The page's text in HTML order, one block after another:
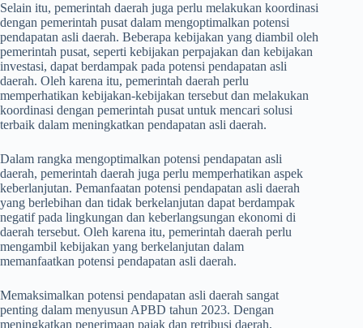
Selain itu, pemerintah daerah juga perlu melakukan koordinasi
dengan pemerintah pusat dalam mengoptimalkan potensi
pendapatan asli daerah. Beberapa kebijakan yang diambil oleh
pemerintah pusat, seperti kebijakan perpajakan dan kebijakan
investasi, dapat berdampak pada potensi pendapatan asli
daerah. Oleh karena itu, pemerintah daerah perlu
memperhatikan kebijakan-kebijakan tersebut dan melakukan
koordinasi dengan pemerintah pusat untuk mencari solusi
terbaik dalam meningkatkan pendapatan asli daerah.
Dalam rangka mengoptimalkan potensi pendapatan asli
daerah, pemerintah daerah juga perlu memperhatikan aspek
keberlanjutan. Pemanfaatan potensi pendapatan asli daerah
yang berlebihan dan tidak berkelanjutan dapat berdampak
negatif pada lingkungan dan keberlangsungan ekonomi di
daerah tersebut. Oleh karena itu, pemerintah daerah perlu
mengambil kebijakan yang berkelanjutan dalam
memanfaatkan potensi pendapatan asli daerah.
Memaksimalkan potensi pendapatan asli daerah sangat
penting dalam menyusun APBD tahun 2023. Dengan
meningkatkan penerimaan pajak dan retribusi daerah,